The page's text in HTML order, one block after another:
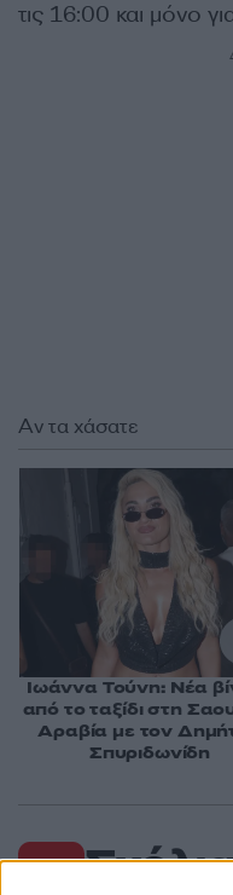
τις 16:00 και μόνο
Αν τα χάσατε
Ιωάννα Τούνη: Νέα
από το ταξίδι στη
Αραβία με τον
Σπυριδωνίδη